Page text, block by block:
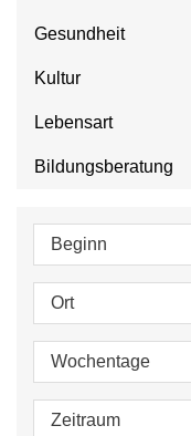
Gesundheit
Kultur
Lebensart
Bildungsberatung
Beginn
Ort
Wochentage
Zeitraum